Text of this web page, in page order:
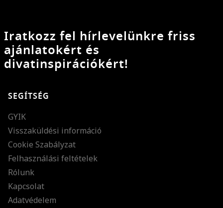
Iratkozz fel hírlevelünkre friss
ajánlatokért és
divatinspirációkért!
SEGÍTSÉG
GYIK
Visszaküldési információ
Cookie Szabályzat
Felhasználási feltételek
Rólunk
Kapcsolat
Adatvédelem